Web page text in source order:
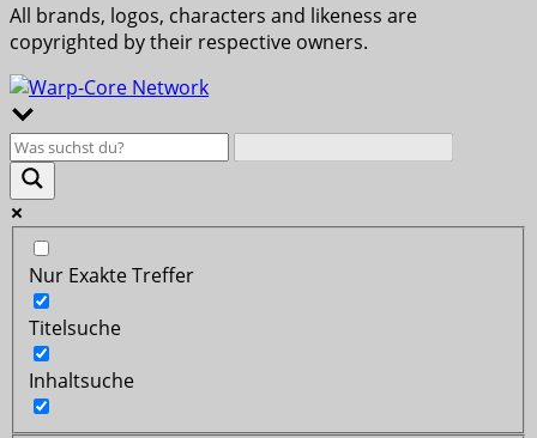
All brands, logos, characters and likeness are
copyrighted by their respective owners.
Nur Exakte Treffer
Titelsuche
Inhaltsuche